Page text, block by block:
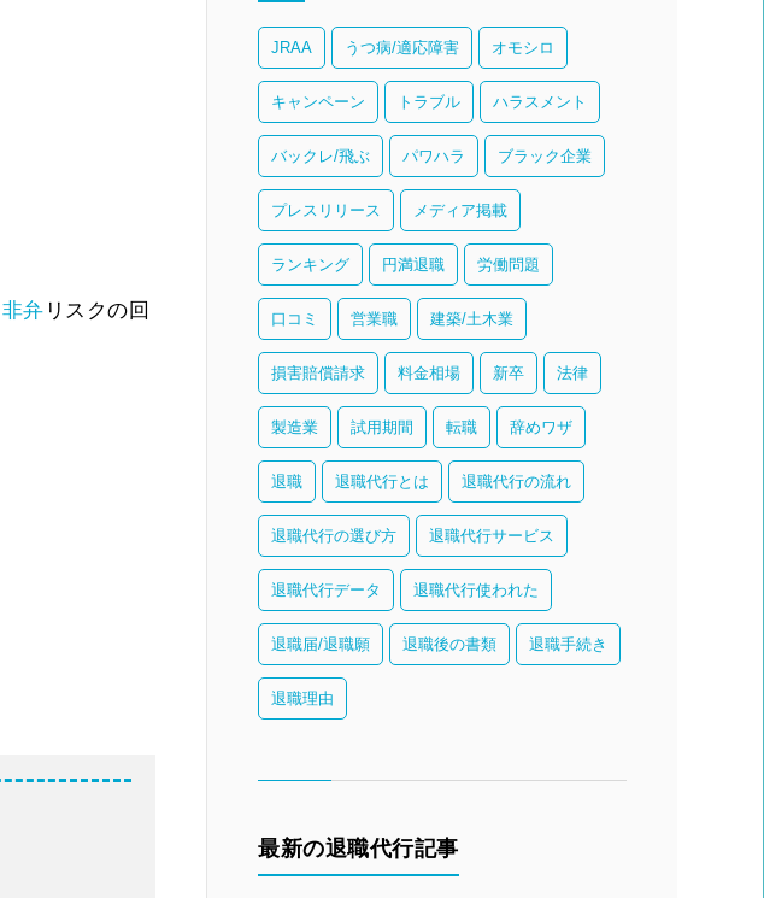
非弁 リスクの回
JRAA うつ病/適応障害 オモシロ
キャンペーン トラブル ハラスメント
バックレ/飛ぶ パワハラ ブラック企業
プレスリリース メディア掲載
ランキング 円満退職 労働問題
口コミ 営業職 建築/土木業
損害賠償請求 料金相場 新卒 法律
製造業 試用期間 転職 辞めワザ
退職 退職代行とは 退職代行の流れ
退職代行の選び方 退職代行サービス
退職代行データ 退職代行使われた
退職届/退職願 退職後の書類 退職手続き
退職理由
最新の退職代行記事